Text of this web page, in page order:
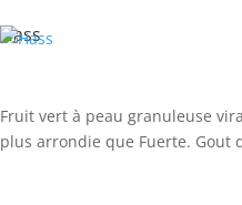
Hass
Fruit vert à peau granuleuse
plus arrondie que Fuerte. Gout